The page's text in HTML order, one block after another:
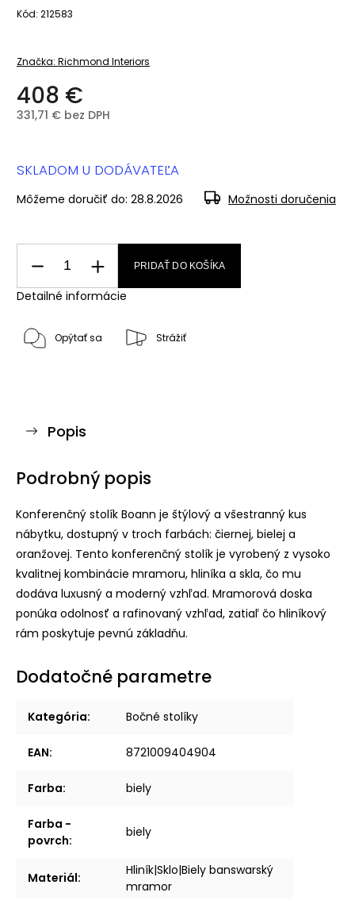
Kód: 212583
Značka: Richmond Interiors
408 €
331,71 € bez DPH
SKLADOM U DODÁVATEĽA
Môžeme doručiť do: 28.8.2026 Možnosti doručenia
PRIDAŤ DO KOŠÍKA
Detailné informácie
Opýtať sa Strážiť
Popis
Podrobný popis
Konferenčný stolík Boann je štýlový a všestranný kus
nábytku, dostupný v troch farbách: čiernej, bielej a
oranžovej. Tento konferenčný stolík je vyrobený z vysoko
kvalitnej kombinácie mramoru, hliníka a skla, čo mu
dodáva luxusný a moderný vzhľad. Mramorová doska
ponúka odolnosť a rafinovaný vzhľad, zatiaľ čo hliníkový
rám poskytuje pevnú základňu.
Dodatočné parametre
Kategória: Bočné stolíky
EAN: 8721009404904
Farba: biely
Farba -
povrch:
biely
Materiál:
Hliník|Sklo|Biely banswarský
mramor